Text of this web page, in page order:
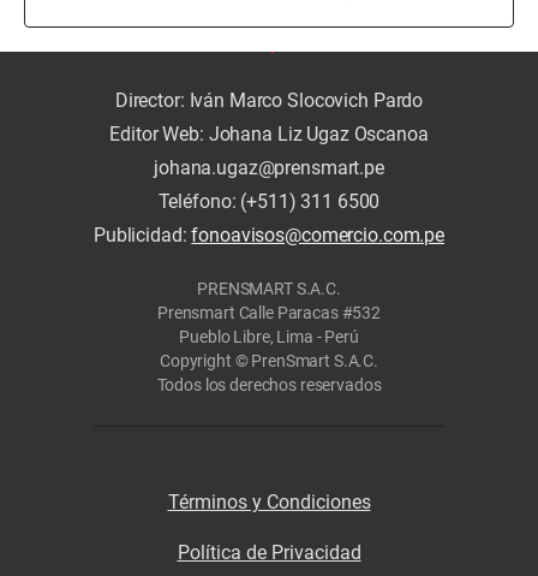
Director: Iván Marco Slocovich Pardo
Editor Web: Johana Liz Ugaz Oscanoa
johana.ugaz@prensmart.pe
Teléfono: (+511) 311 6500
Publicidad:fonoavisos@comercio.com.pe
PRENSMART S.A.C.
Prensmart Calle Paracas #532
Pueblo Libre, Lima - Perú
Copyright © PrenSmart S.A.C.
Todos los derechos reservados
Términos y Condiciones
Política de Privacidad